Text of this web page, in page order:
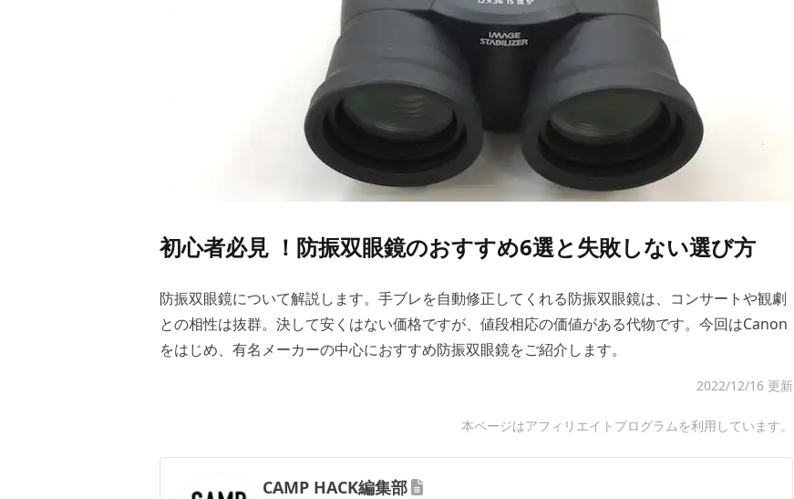
初心者必見 ！防振双眼鏡のおすすめ6選と失敗しない選び方
防振双眼鏡について解説します。手ブレを自動修正してくれる防振双眼鏡は、コンサートや観劇
との相性は抜群。決して安くはない価格ですが、値段相応の価値がある代物です。今回はCanon
をはじめ、有名メーカーの中心におすすめ防振双眼鏡をご紹介します。
2022/12/16 更新
本ページはアフィリエイトプログラムを利用しています。
CAMP HACK編集部